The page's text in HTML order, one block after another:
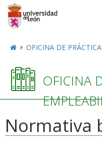
OFICINA DE
OFICINA
Normativa